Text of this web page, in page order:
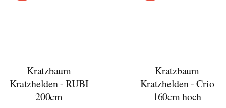
Kratzbaum
Kratzhelden - RUBI
200cm
Kratzbaum
Kratzhelden - Crio
160cm hoch